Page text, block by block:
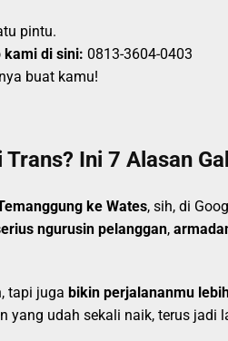
pintu.
kami di sini: 0813-3604-0403
buat kamu!
Ini 7 Alasan
ke Wates, sih, di
ngurusin pelanggan,
tapi juga bikin perjalananmu
yang udah sekali naik, terus jadi